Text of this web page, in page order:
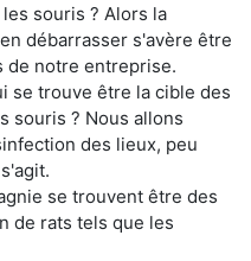
souris ? Alors la
débarrasser s'avère être
de notre entreprise.
se trouve être la cible des
souris ? Nous allons
des lieux, peu
se trouvent être des
de rats tels que les